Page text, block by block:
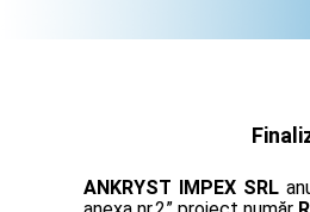
ANKRYST IMPEX SRL